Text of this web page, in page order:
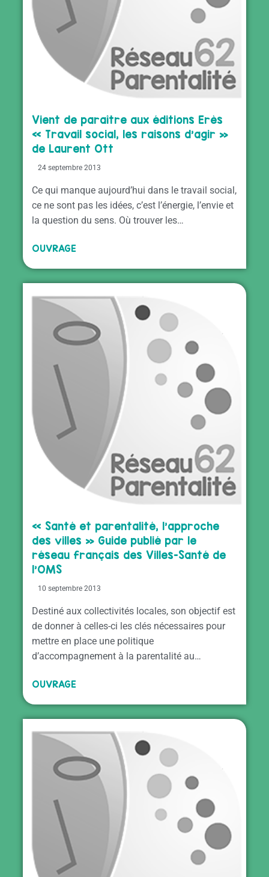
Vient de paraître aux éditions Erès
« Travail social, les raisons d’agir »
de Laurent Ott
24 septembre 2013
Ce qui manque aujourd’hui dans le travail social,
ce ne sont pas les idées, c’est l’énergie, l’envie et
la question du sens. Où trouver les…
OUVRAGE
« Santé et parentalité, l’approche
des villes » Guide publié par le
réseau français des Villes-Santé de
l’OMS
10 septembre 2013
Destiné aux collectivités locales, son objectif est
de donner à celles-ci les clés nécessaires pour
mettre en place une politique
d’accompagnement à la parentalité au…
OUVRAGE